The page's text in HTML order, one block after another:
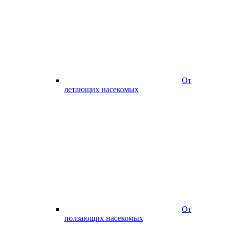
От
летающих насекомых
От
ползающих насекомых